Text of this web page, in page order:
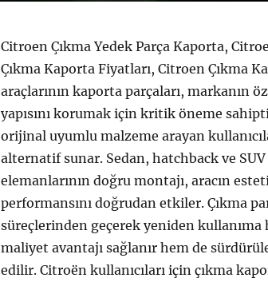
Citroen Çıkma Yedek Parça Kaporta,
Çıkma Kaporta Fiyatları, Citroen Çıkma
araçlarının kaporta parçaları, markanın
yapısını korumak için kritik öneme
orijinal uyumlu malzeme arayan
alternatif sunar. Sedan, hatchback ve
elemanlarının doğru montajı, aracın
performansını doğrudan etkiler. Çıkma
süreçlerinden geçerek yeniden kullanıma
maliyet avantajı sağlanır hem de
edilir. Citroën kullanıcıları için çıkma